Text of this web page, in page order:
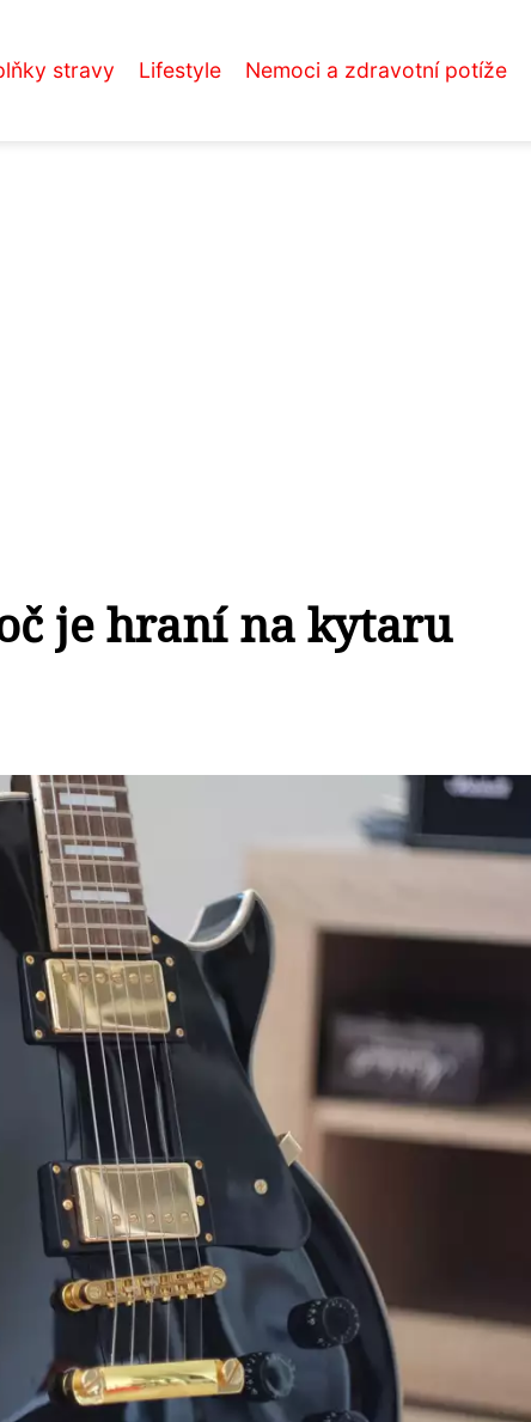
stravy Lifestyle Nemoci a zdravotní potíže
je hraní na kytaru